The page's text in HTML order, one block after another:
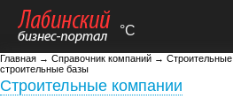
°C
Главная → Справочник компаний → Строительные
строительные базы
Строительные компании